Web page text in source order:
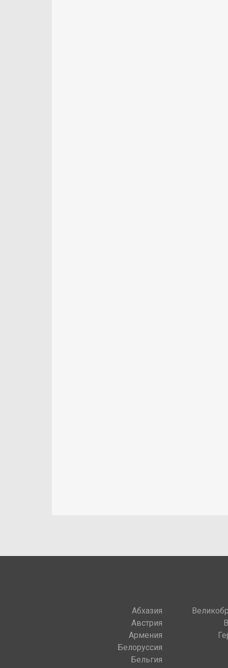
Абхазия
Австрия
Армения
Белоруссия
Бельгия